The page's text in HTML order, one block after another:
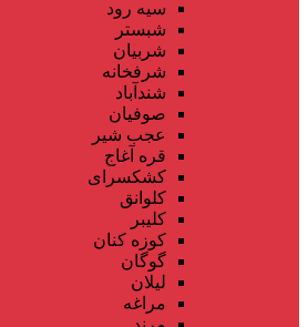
سیه رود
شبستر
شربیان
شرفخانه
شندآباد
صوفیان
عجب شیر
قره آغاج
کشکسرای
کلوانق
کلیبر
کوزه کنان
گوگان
لیلان
مراغه